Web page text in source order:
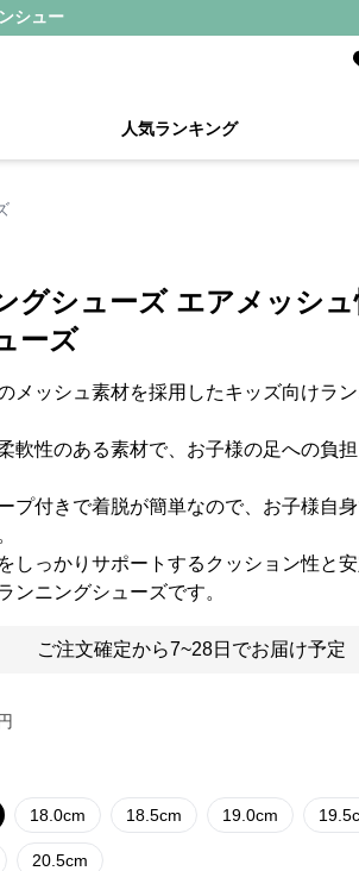
シュー
人気ランキング
グシューズ エアメッシュ
ーズ
メッシュ素材を採用したキッズ向けラ
軟性のある素材で、お子様の足への負
プ付きで着脱が簡単なので、お子様自
しっかりサポートするクッション性と
ンニングシューズです。
ご注文確定から7~28日でお届け予定
18.0cm 18.5cm 19.0cm
20.5cm